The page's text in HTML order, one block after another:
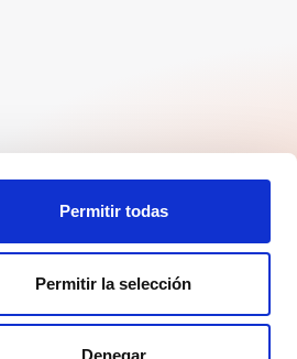
Permitir todas
Permitir la selección
Denegar